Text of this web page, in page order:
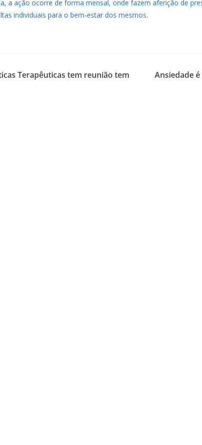
a ação ocorre de forma mensal, onde fazem aferição de
individuais para o bem-estar dos mesmos.
Terapêuticas tem reunião tem
Ansiedade